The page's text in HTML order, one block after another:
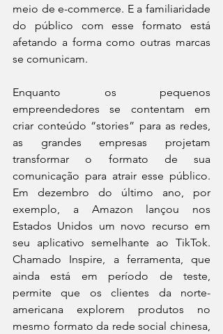
meio de e-commerce. E a familiaridade
do público com esse formato está
afetando a forma como outras marcas
se comunicam.
Enquanto os pequenos
empreendedores se contentam em
criar conteúdo “stories” para as redes,
as grandes empresas projetam
transformar o formato de sua
comunicação para atrair esse público.
Em dezembro do último ano, por
exemplo, a Amazon lançou nos
Estados Unidos um novo recurso em
seu aplicativo semelhante ao TikTok.
Chamado Inspire, a ferramenta, que
ainda está em período de teste,
permite que os clientes da norte-
americana explorem produtos no
mesmo formato da rede social chinesa,